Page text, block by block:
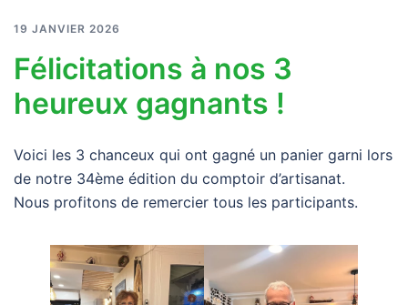
19 JANVIER 2026
Félicitations à nos 3
heureux gagnants !
Voici les 3 chanceux qui ont gagné un panier garni lors
de notre 34ème édition du comptoir d’artisanat.
Nous profitons de remercier tous les participants.